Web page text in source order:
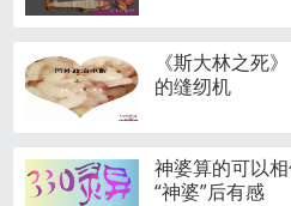
《斯大林之死
的缝纫机
神婆算的可以
“神婆”后有感